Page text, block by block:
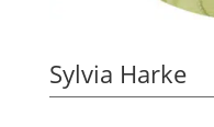
Sylvia Harke